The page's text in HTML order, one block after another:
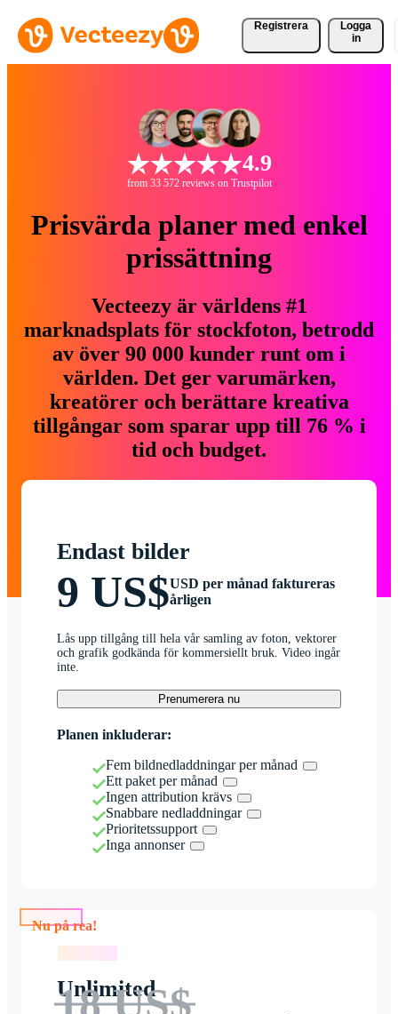
Registrera
Logga
in
4.9
from 33 572 reviews on Trustpilot
Prisvärda planer med enkel
prissättning
Vecteezy är världens #1
marknadsplats för stockfoton, betrodd
av över 90 000 kunder runt om i
världen. Det ger varumärken,
kreatörer och berättare kreativa
tillgångar som sparar upp till 76 % i
tid och budget.
Endast bilder
9 US$USD per månad faktureras
årligen
Lås upp tillgång till hela vår samling av foton, vektorer
och grafik godkända för kommersiellt bruk. Video ingår
inte.
Prenumerera nu
Planen inkluderar:
Fem bildnedladdningar per månad
Ett paket per månad
Ingen attribution krävs
Snabbare nedladdningar
Prioritetssupport
Inga annonser
Nu på rea!
Unlimited
18 US$